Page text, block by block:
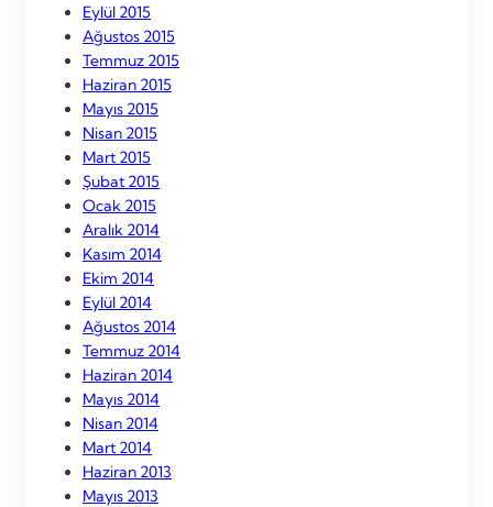
Eylül 2015
Ağustos 2015
Temmuz 2015
Haziran 2015
Mayıs 2015
Nisan 2015
Mart 2015
Şubat 2015
Ocak 2015
Aralık 2014
Kasım 2014
Ekim 2014
Eylül 2014
Ağustos 2014
Temmuz 2014
Haziran 2014
Mayıs 2014
Nisan 2014
Mart 2014
Haziran 2013
Mayıs 2013